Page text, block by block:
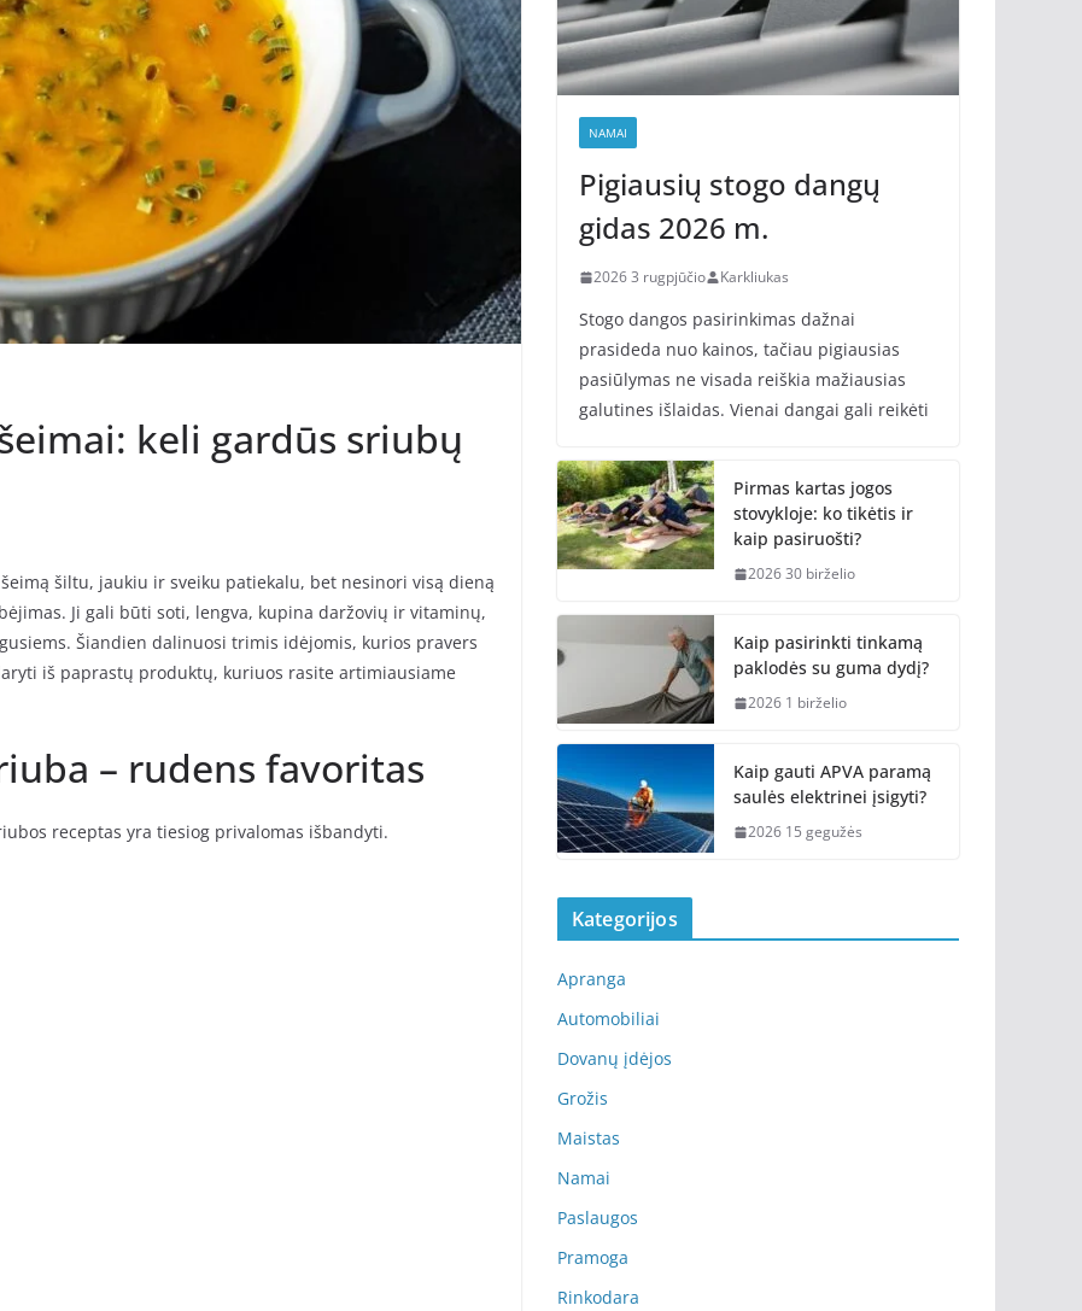
keli gardūs sriubų
šiltu, jaukiu ir sveiku patiekalu, bet nesinori visą dieną
Ji gali būti soti, lengva, kupina daržovių ir vitaminų,
Šiandien dalinuosi trimis idėjomis, kurios pravers
iš paprastų produktų, kuriuos rasite artimiausiame
– rudens favoritas
receptas yra tiesiog privalomas išbandyti.
NAMAI
Pigiausių stogo dangų
gidas 2026 m.
2026 3 rugpjūčio Karkliukas
Stogo dangos pasirinkimas dažnai
prasideda nuo kainos, tačiau pigiausias
pasiūlymas ne visada reiškia mažiausias
galutines išlaidas. Vienai dangai gali reikėti
Pirmas kartas jogos
stovykloje: ko tikėtis ir
kaip pasiruošti?
2026 30 birželio
Kaip pasirinkti tinkamą
paklodės su guma dydį?
2026 1 birželio
Kaip gauti APVA paramą
saulės elektrinei įsigyti?
2026 15 gegužės
Kategorijos
Apranga
Automobiliai
Dovanų įdėjos
Grožis
Maistas
Namai
Paslaugos
Pramoga
Rinkodara